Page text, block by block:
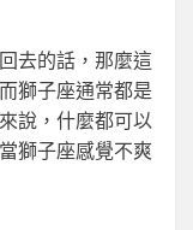
去的話，那麼這
獅子座通常都是
說，什麼都可以
獅子座感覺不爽